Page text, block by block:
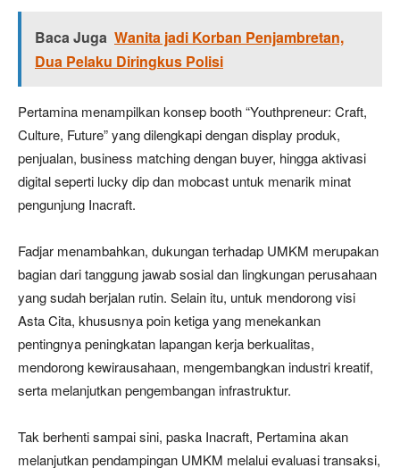
Baca Juga Wanita jadi Korban Penjambretan,
Dua Pelaku Diringkus Polisi
Pertamina menampilkan konsep booth “Youthpreneur: Craft,
Culture, Future” yang dilengkapi dengan display produk,
penjualan, business matching dengan buyer, hingga aktivasi
digital seperti lucky dip dan mobcast untuk menarik minat
pengunjung Inacraft.
Fadjar menambahkan, dukungan terhadap UMKM merupakan
bagian dari tanggung jawab sosial dan lingkungan perusahaan
yang sudah berjalan rutin. Selain itu, untuk mendorong visi
Asta Cita, khususnya poin ketiga yang menekankan
pentingnya peningkatan lapangan kerja berkualitas,
mendorong kewirausahaan, mengembangkan industri kreatif,
serta melanjutkan pengembangan infrastruktur.
Tak berhenti sampai sini, paska Inacraft, Pertamina akan
melanjutkan pendampingan UMKM melalui evaluasi transaksi,